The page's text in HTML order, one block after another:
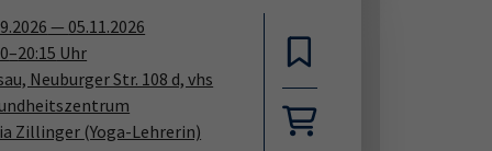
— 05.11.2026
–20:15 Uhr
Neuburger Str. 108 d, vhs
Zillinger (Yoga-Lehrerin)